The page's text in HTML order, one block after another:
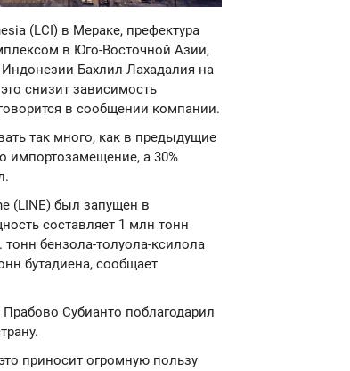
(LCI) в Мераке, префектура
в Юго-Восточной Азии,
Бахлил Лахадалия на
снизит зависимость
в сообщении компании.
так много, как в предыдущие
импортозамещение, а 30%
(LINE) был запущен в
составляет 1 млн тонн
тонн бензола-толуола-ксилола
бутадиена, сообщает
Субианто поблагодарил
приносит огромную пользу